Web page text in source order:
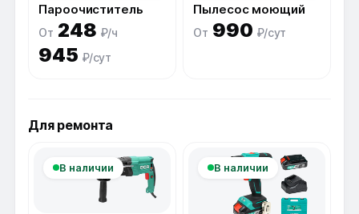
Пароочиститель
От 248 ₽/ч
945 ₽/сут
Пылесос моющий
От 990 ₽/сут
Для ремонта
В наличии В наличии